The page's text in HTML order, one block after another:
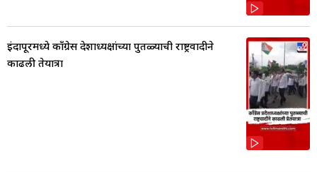
इंदापूरमध्ये काँग्रेस प्रदेशाध्यक्षांच्या पुतळ्याची राष्ट्रवादीने
काढली प्रेतयात्रा